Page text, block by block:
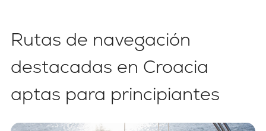
Rutas de navegación
destacadas en Croacia
aptas para principiantes